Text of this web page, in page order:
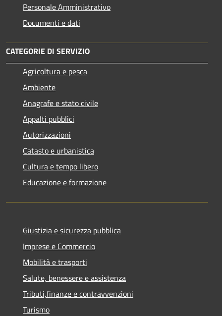
Personale Amministrativo
Documenti e dati
CATEGORIE DI SERVIZIO
Agricoltura e pesca
Ambiente
Anagrafe e stato civile
Appalti pubblici
Autorizzazioni
Catasto e urbanistica
Cultura e tempo libero
Educazione e formazione
Giustizia e sicurezza pubblica
Imprese e Commercio
Mobilità e trasporti
Salute, benessere e assistenza
Tributi,finanze e contravvenzioni
Turismo